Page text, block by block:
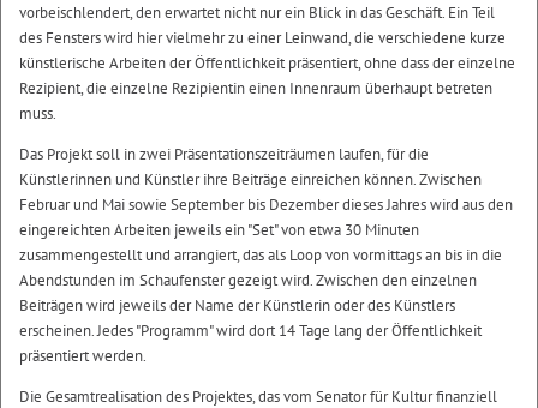
vorbeischlendert, den erwartet nicht nur ein Blick in das Geschäft. Ein Teil
des Fensters wird hier vielmehr zu einer Leinwand, die verschiedene kurze
künstlerische Arbeiten der Öffentlichkeit präsentiert, ohne dass der einzelne
Rezipient, die einzelne Rezipientin einen Innenraum überhaupt betreten
muss.
Das Projekt soll in zwei Präsentationszeiträumen laufen, für die
Künstlerinnen und Künstler ihre Beiträge einreichen können. Zwischen
Februar und Mai sowie September bis Dezember dieses Jahres wird aus den
eingereichten Arbeiten jeweils ein "Set" von etwa 30 Minuten
zusammengestellt und arrangiert, das als Loop von vormittags an bis in die
Abendstunden im Schaufenster gezeigt wird. Zwischen den einzelnen
Beiträgen wird jeweils der Name der Künstlerin oder des Künstlers
erscheinen. Jedes "Programm" wird dort 14 Tage lang der Öffentlichkeit
präsentiert werden.
Die Gesamtrealisation des Projektes, das vom Senator für Kultur finanziell